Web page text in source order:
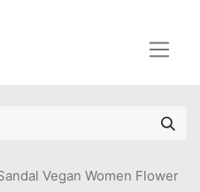
Vegan Women Flower